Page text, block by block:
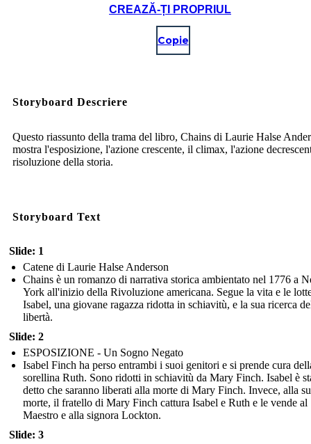
CREAZĂ-ȚI PROPRIUL
Copie
Storyboard Descriere
Questo riassunto della trama del libro, Chains di Laurie Halse
mostra l'esposizione, l'azione crescente, il climax, l'azione
risoluzione della storia.
Storyboard Text
Slide: 1
Catene di Laurie Halse Anderson
Chains è un romanzo di narrativa storica ambientato nel 1776 a
York all'inizio della Rivoluzione americana. Segue la vita e le
Isabel, una giovane ragazza ridotta in schiavitù, e la sua ricerca
libertà.
Slide: 2
ESPOSIZIONE - Un Sogno Negato
Isabel Finch ha perso entrambi i suoi genitori e si prende cura
sorellina Ruth. Sono ridotti in schiavitù da Mary Finch. Isabel è
detto che saranno liberati alla morte di Mary Finch. Invece, alla
morte, il fratello di Mary Finch cattura Isabel e Ruth e le vende al
Maestro e alla signora Lockton.
Slide: 3